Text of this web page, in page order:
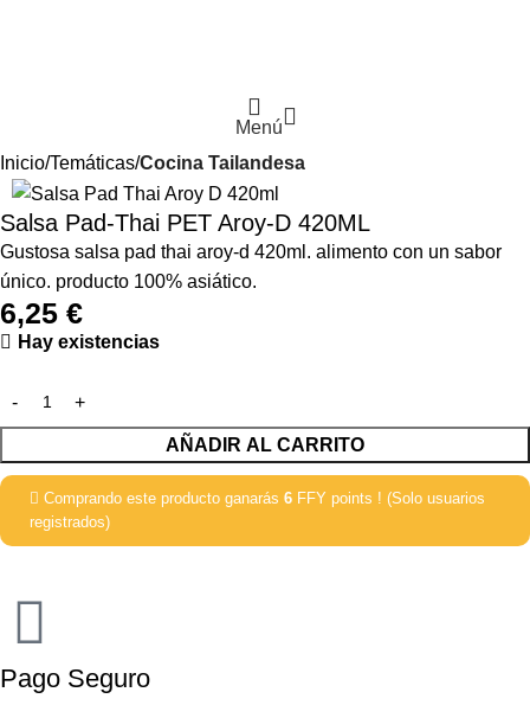
Menú
Inicio Temáticas Cocina Tailandesa
Salsa Pad-Thai PET Aroy-D 420ML
Gustosa salsa pad thai aroy-d 420ml. alimento con un sabor
único. producto 100% asiático.
6,25 €
Hay existencias
AÑADIR AL CARRITO
Comprando este producto ganarás 6 FFY points ! (Solo usuarios
registrados)
Pago Seguro